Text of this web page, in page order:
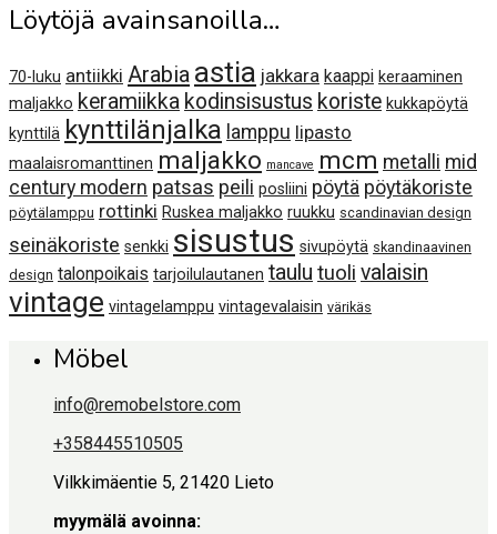
Löytöjä avainsanoilla…
70-luku antiikki Arabia astia jakkara kaappi keraaminen
maljakko keramiikka kodinsisustus koriste kukkapöytä
kynttilä kynttilänjalka lamppu lipasto
maalaisromanttinen maljakko mancave mcm metalli mid
century modern patsas peili posliini pöytä pöytäkoriste
pöytälamppu rottinki Ruskea maljakko ruukku scandinavian design
seinäkoriste senkki sisustus sivupöytä skandinaavinen
design talonpoikais tarjoilulautanen taulu tuoli valaisin
vintage vintagelamppu vintagevalaisin värikäs
Möbel
info@remobelstore.com
+358445510505
Vilkkimäentie 5, 21420 Lieto
myymälä avoinna: